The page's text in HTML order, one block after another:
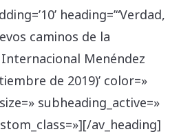
heading=’“Verdad,
caminos de la
Menéndez
de 2019)’ color=»
subheading_active=»
av_heading]